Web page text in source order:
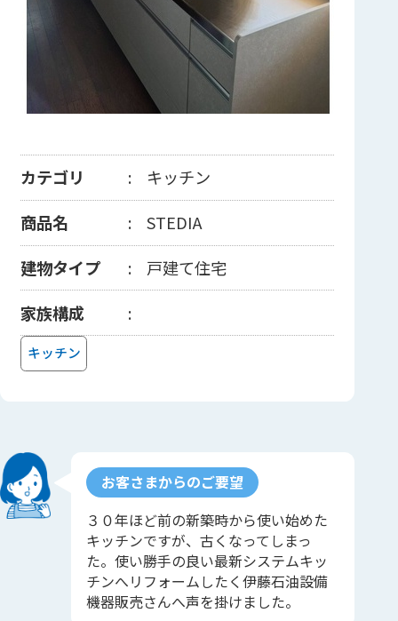
カテゴリ
キッチン
商品名
STEDIA
建物タイプ
戸建て住宅
家族構成
キッチン
お客さまからのご要望
３０年ほど前の新築時から使い始めた
キッチンですが、古くなってしまっ
た。使い勝手の良い最新システムキッ
チンへリフォームしたく伊藤石油設備
機器販売さんへ声を掛けました。